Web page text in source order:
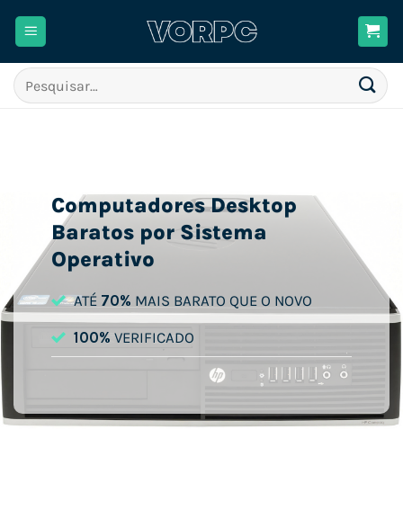
Pesquisar
por:
Computadores Desktop
Baratos por Sistema
Operativo
ATÉ 70% MAIS BARATO QUE O NOVO
100% VERIFICADO